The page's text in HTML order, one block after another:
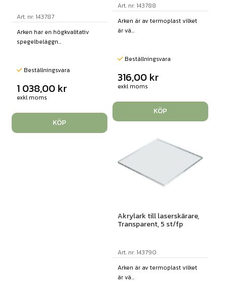
Art. nr: 143787
Arken har en högkvalitativ
spegelbeläggn...
Beställningsvara
1 038,00 kr
exkl moms
KÖP
Art. nr: 143788
Arken är av termoplast vilket
är vä...
Beställningsvara
316,00 kr
exkl moms
KÖP
Akrylark till laserskärare,
Transparent, 5 st/fp
Art. nr: 143790
Arken är av termoplast vilket
är vä...